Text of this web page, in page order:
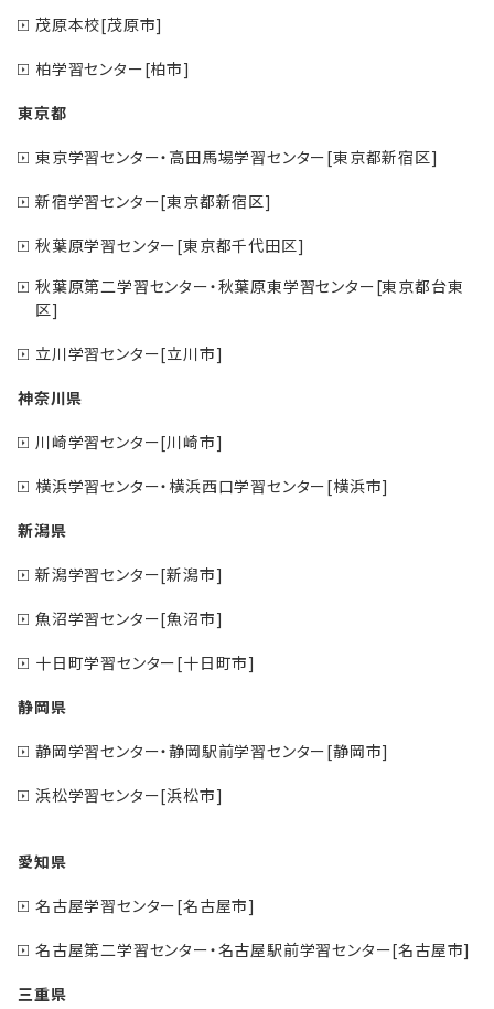
茂原本校[茂原市]
柏学習センター[柏市]
東京都
東京学習センター・高田馬場学習センター[東京都新宿区]
新宿学習センター[東京都新宿区]
秋葉原学習センター[東京都千代田区]
秋葉原第二学習センター・秋葉原東学習センター[東京都台東
区]
立川学習センター[立川市]
神奈川県
川崎学習センター[川崎市]
横浜学習センター・横浜西口学習センター[横浜市]
新潟県
新潟学習センター[新潟市]
魚沼学習センター[魚沼市]
十日町学習センター[十日町市]
静岡県
静岡学習センター・静岡駅前学習センター[静岡市]
浜松学習センター[浜松市]
愛知県
名古屋学習センター[名古屋市]
名古屋第二学習センター・名古屋駅前学習センター[名古屋市]
三重県